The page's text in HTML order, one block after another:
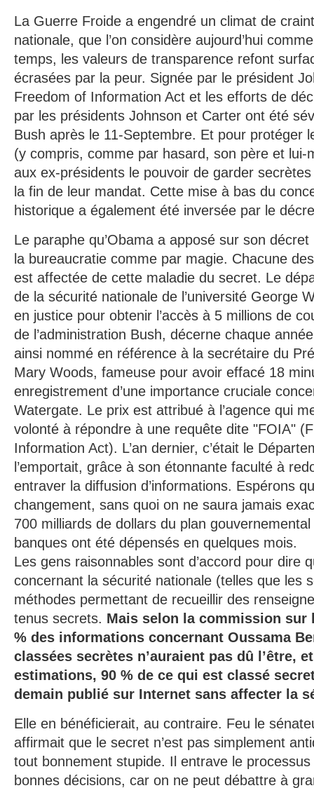
La Guerre Froide a engendré un climat de
nationale, que l’on considère aujourd’hui
temps, les valeurs de transparence refont
écrasées par la peur. Signée par le président
Freedom of Information Act et les efforts de
par les présidents Johnson et Carter ont été
Bush après le 11-Septembre. Et pour protéger
(y compris, comme par hasard, son père et lui-
aux ex-présidents le pouvoir de garder
la fin de leur mandat. Cette mise à bas du
historique a également été inversée par le
Le paraphe qu’Obama a apposé sur son
la bureaucratie comme par magie. Chacune
est affectée de cette maladie du secret. Le
de la sécurité nationale de l’université George
en justice pour obtenir l’accès à 5 millions de
de l’administration Bush, décerne chaque
ainsi nommé en référence à la secrétaire du
Mary Woods, fameuse pour avoir effacé 18
enregistrement d’une importance cruciale
Watergate. Le prix est attribué à l’agence qui
volonté à répondre à une requête dite "FOIA"
Information Act). L’an dernier, c’était le
l’emportait, grâce à son étonnante faculté à
entraver la diffusion d’informations. Espérons
changement, sans quoi on ne saura jamais
700 milliards de dollars du plan
banques ont été dépensés en quelques mois.
Les gens raisonnables sont d’accord pour dire
concernant la sécurité nationale (telles que les
méthodes permettant de recueillir des
tenus secrets. Mais selon la commission sur
% des informations concernant Oussama
classées secrètes n’auraient pas dû l’être,
estimations, 90 % de ce qui est classé
demain publié sur Internet sans affecter la
Elle en bénéficierait, au contraire. Feu le
affirmait que le secret n’est pas simplement
tout bonnement stupide. Il entrave le
bonnes décisions, car on ne peut débattre à